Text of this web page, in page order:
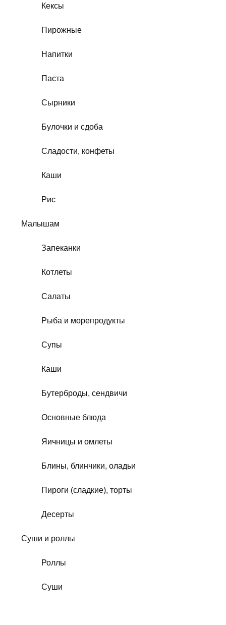
Кексы
Пирожные
Напитки
Паста
Сырники
Булочки и сдоба
Сладости, конфеты
Каши
Рис
Малышам
Запеканки
Котлеты
Салаты
Рыба и морепродукты
Супы
Каши
Бутерброды, сендвичи
Основные блюда
Яичницы и омлеты
Блины, блинчики, оладьи
Пироги (сладкие), торты
Десерты
Суши и роллы
Роллы
Суши